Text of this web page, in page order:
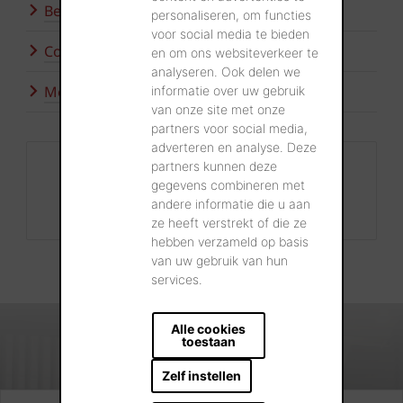
personaliseren, om functies
voor social media te bieden
en om ons websiteverkeer te
analyseren. Ook delen we
informatie over uw gebruik
van onze site met onze
partners voor social media,
adverteren en analyse. Deze
partners kunnen deze
gegevens combineren met
andere informatie die u aan
ze heeft verstrekt of die ze
hebben verzameld op basis
van uw gebruik van hun
services.
Alle cookies
toestaan
Zelf instellen
Bezoek onze showroom
Contacteer ons
Meer inspiratie
Contact
+32 56 24 96 38
info@wienerberger.be